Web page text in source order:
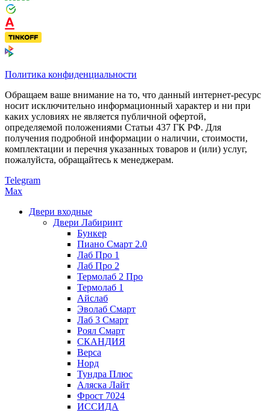
Политика конфиденциальности
Обращаем ваше внимание на то, что данный интернет-ресурс
носит исключительно информационный характер и ни при
каких условиях не является публичной офертой,
определяемой положениями Статьи 437 ГК РФ. Для
получения подробной информации о наличии, стоимости,
комплектации и перечня указанных товаров и (или) услуг,
пожалуйста, обращайтесь к менеджерам.
Telegram
Max
Двери входные
Двери Лабиринт
Бункер
Пиано Смарт 2.0
Лаб Про 1
Лаб Про 2
Термолаб 2 Про
Термолаб 1
Айслаб
Эволаб Смарт
Лаб 3 Смарт
Роял Смарт
СКАНДИЯ
Верса
Норд
Тундра Плюс
Аляска Лайт
Фрост 7024
ИССИДА